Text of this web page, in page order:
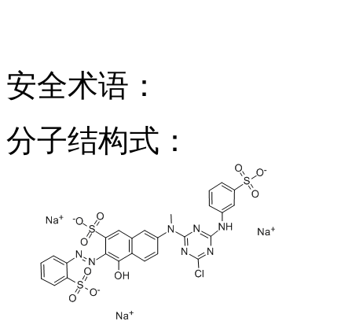
安全术语：
分子结构式：